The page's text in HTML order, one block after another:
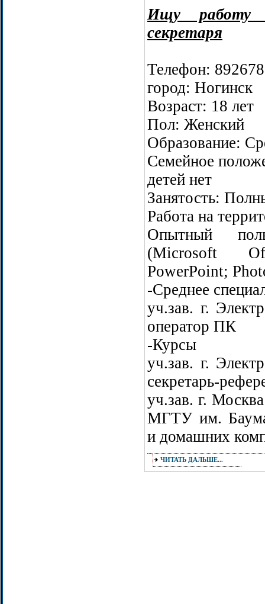
Ищу работу
секретаря
Телефон:
город: Ногинск
Возраст: 18 лет
Пол: Женский
Образование:
Семейное
детей нет
Занятость:
Работа на
Опытный
(Microsoft
PowerPoint;
-Среднее
уч.зав. г.
оператор ПК
-Курсы
уч.зав. г.
секретарь-
уч.зав. г.
МГТУ им.
и домашних
ЧИТАТЬ ДАЛЬШЕ...